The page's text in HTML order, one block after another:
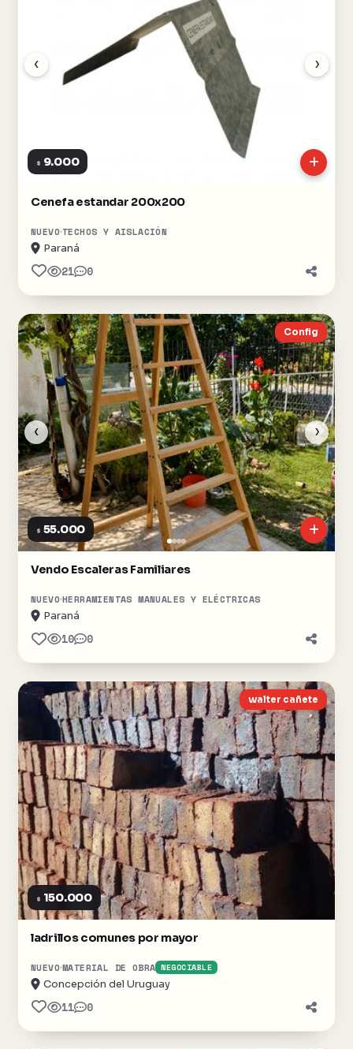
‹ ›
$ 9.000
Cenefa estandar 200x200
NUEVO TECHOS Y AISLACIÓN
Paraná
21 0
‹ ›
Config
$ 55.000
Vendo Escaleras Familiares
NUEVO HERRAMIENTAS MANUALES Y ELÉCTRICAS
Paraná
10 0
walter cañete
$ 150.000
ladrillos comunes por mayor
NUEVO MATERIAL DE OBRA NEGOCIABLE
Concepción del Uruguay
11 0